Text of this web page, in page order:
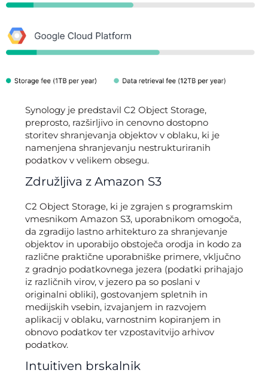
Synology je predstavil C2 Object Storage,
preprosto, razširljivo in cenovno dostopno
storitev shranjevanja objektov v oblaku, ki je
namenjena shranjevanju nestrukturiranih
podatkov v velikem obsegu.
Združljiva z Amazon S3
C2 Object Storage, ki je zgrajen s programskim
vmesnikom Amazon S3, uporabnikom omogoča,
da zgradijo lastno arhitekturo za shranjevanje
objektov in uporabijo obstoječa orodja in kodo za
različne praktične uporabniške primere, vključno
z gradnjo podatkovnega jezera (podatki prihajajo
iz različnih virov, v jezero pa so poslani v
originalni obliki), gostovanjem spletnih in
medijskih vsebin, izvajanjem in razvojem
aplikacij v oblaku, varnostnim kopiranjem in
obnovo podatkov ter vzpostavitvijo arhivov
podatkov.
Intuitiven brskalnik